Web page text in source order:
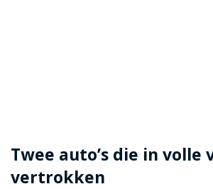
Twee auto’s die in volle
vertrokken